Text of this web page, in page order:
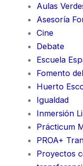
Aulas
Asesoría
Cine
Debate
Escuela
Fomento
Huerto
Igualdad
Inmersión
Prácticum
PROA+
Proyectos